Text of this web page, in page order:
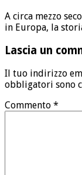
A circa mezzo
in Europa, la
Lascia un
Il tuo indirizzo
obbligatori sono
Commento *